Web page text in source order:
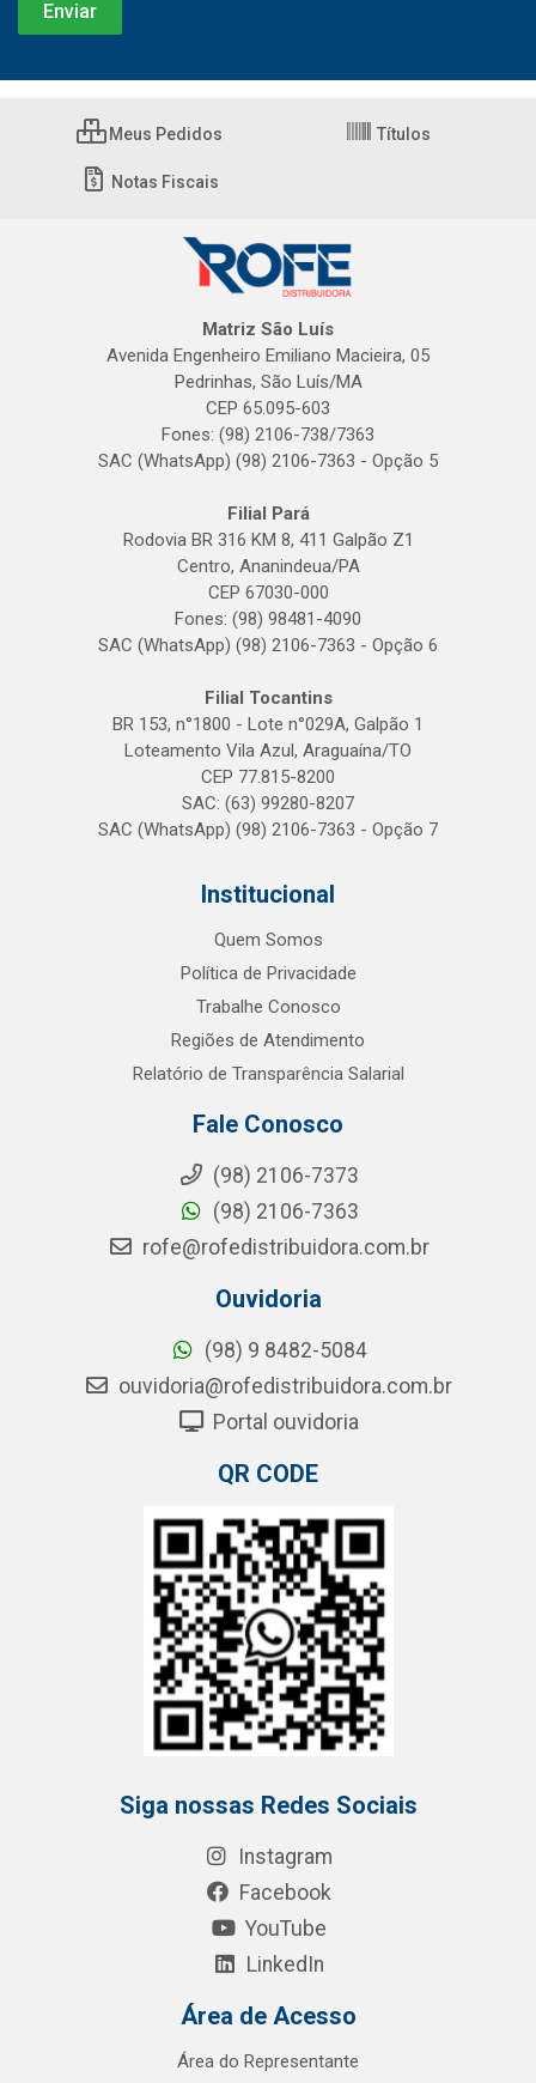
Meus Pedidos Títulos
Notas Fiscais
Matriz São Luís
Avenida Engenheiro Emiliano Macieira, 05
Pedrinhas, São Luís/MA
CEP 65.095-603
Fones: (98) 2106-738/7363
SAC (WhatsApp) (98) 2106-7363 - Opção 5
Filial Pará
Rodovia BR 316 KM 8, 411 Galpão Z1
Centro, Ananindeua/PA
CEP 67030-000
Fones: (98) 98481-4090
SAC (WhatsApp) (98) 2106-7363 - Opção 6
Filial Tocantins
BR 153, n°1800 - Lote n°029A, Galpão 1
Loteamento Vila Azul, Araguaína/TO
CEP 77.815-8200
SAC: (63) 99280-8207
SAC (WhatsApp) (98) 2106-7363 - Opção 7
Institucional
Quem Somos
Política de Privacidade
Trabalhe Conosco
Regiões de Atendimento
Relatório de Transparência Salarial
Fale Conosco
(98) 2106-7373
(98) 2106-7363
rofe@rofedistribuidora.com.br
Ouvidoria
(98) 9 8482-5084
ouvidoria@rofedistribuidora.com.br
Portal ouvidoria
QR CODE
Siga nossas Redes Sociais
Instagram
Facebook
YouTube
LinkedIn
Área de Acesso
Área do Representante